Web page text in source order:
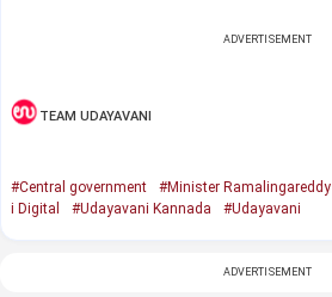
ADVERTISEMENT
TEAM UDAYAVANI
#Central government #Minister Ramalingareddy
i Digital
#Udayavani Kannada #Udayavani
ADVERTISEMENT